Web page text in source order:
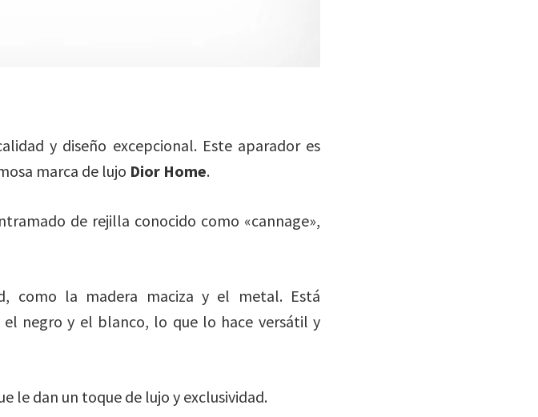
y diseño excepcional. Este aparador es
marca de lujo Dior Home.
de rejilla conocido como «cannage»,
como la madera maciza y el metal. Está
negro y el blanco, lo que lo hace versátil y
le dan un toque de lujo y exclusividad.